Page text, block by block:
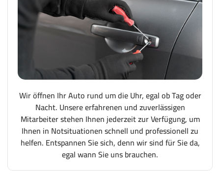
Wir öffnen Ihr Auto rund um die Uhr, egal ob Tag oder
Nacht. Unsere erfahrenen und zuverlässigen
Mitarbeiter stehen Ihnen jederzeit zur Verfügung, um
Ihnen in Notsituationen schnell und professionell zu
helfen. Entspannen Sie sich, denn wir sind für Sie da,
egal wann Sie uns brauchen.